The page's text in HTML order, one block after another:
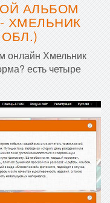
АЛЬБОМ
ХМЕЛЬНИК
онлайн Хмельник
есть четыре